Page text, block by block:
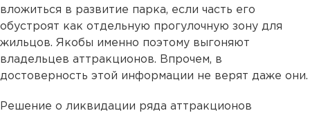
вложиться в развитие парка, если часть его
обустроят как отдельную прогулочную зону для
жильцов. Якобы именно поэтому выгоняют
владельцев аттракционов. Впрочем, в
достоверность этой информации не верят даже они.
Решение о ликвидации ряда аттракционов